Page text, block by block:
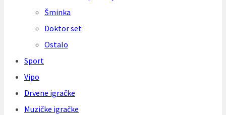
Šminka
Doktor set
Ostalo
Sport
Vipo
Drvene igračke
Muzičke igračke